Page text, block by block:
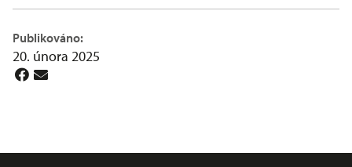
Publikováno:
20. února 2025